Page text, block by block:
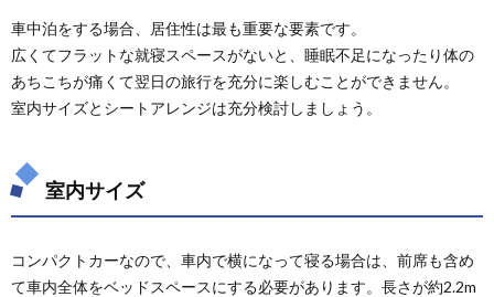
ライン
ドシェ
ード
5.4.
5.5.
市販キ
ャリア
5.6.
その他
車中泊をする場合、居住性は最も重要な要素です。
広くてフラットな就寝スペースがないと、睡眠不足になったり体の
あちこちが痛くて翌日の旅行を充分に楽しむことができません。
室内サイズとシートアレンジは充分検討しましょう。
室内サイズ
コンパクトカーなので、車内で横になって寝る場合は、前席も含め
て車内全体をベッドスペースにする必要があります。長さが約2.2m